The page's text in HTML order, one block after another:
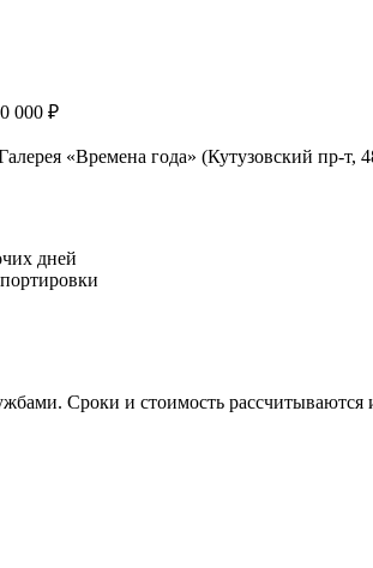
000 ₽
«Времена года» (Кутузовский пр-т,
дней
Сроки и стоимость